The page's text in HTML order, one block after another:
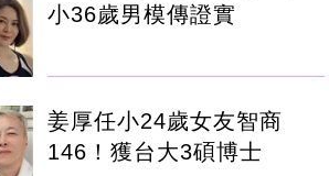
小36歲男模傳證實
姜厚任小24歲女友智商
146！獲台大3碩博士